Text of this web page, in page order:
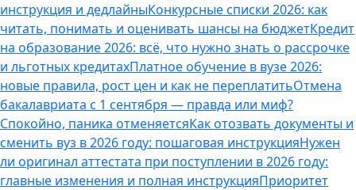
инструкция и дедлайныКонкурсные списки 2026: как
читать, понимать и оценивать шансы на бюджетКредит
на образование 2026: всё, что нужно знать о рассрочке
и льготных кредитахПлатное обучение в вузе 2026:
новые правила, рост цен и как не переплатитьОтмена
бакалавриата с 1 сентября — правда или миф?
Спокойно, паника отменяетсяКак отозвать документы и
сменить вуз в 2026 году: пошаговая инструкцияНужен
ли оригинал аттестата при поступлении в 2026 году:
главные изменения и полная инструкцияПриоритет